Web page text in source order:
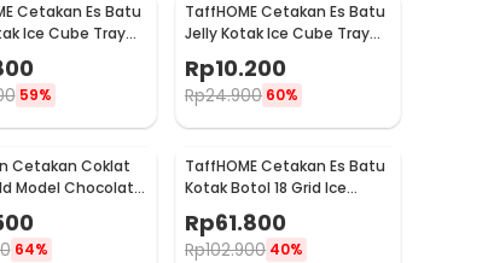
Cetakan Es Batu
Ice Cube Tray
DY0972
59%
TaffHOME Cetakan Es Batu
Jelly Kotak Ice Cube Tray
Rp10.200
Rp24.900 60%
Cetakan Coklat
Model Chocolate
64%
TaffHOME Cetakan Es Batu
Kotak Botol 18 Grid Ice
Cube Mold - TW-160
Rp61.800
Rp102.900 40%